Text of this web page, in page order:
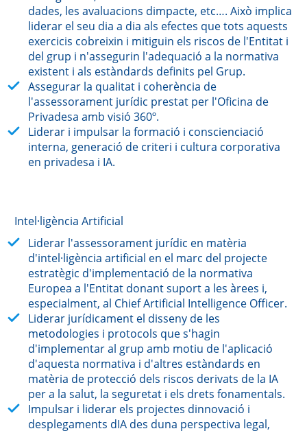
dades, les avaluacions dimpacte, etc…. Això implica
liderar el seu dia a dia als efectes que tots aquests
exercicis cobreixin i mitiguin els riscos de l'Entitat i
del grup i n'assegurin l'adequació a la normativa
existent i als estàndards definits pel Grup.
Assegurar la qualitat i coherència de
l'assessorament jurídic prestat per l'Oficina de
Privadesa amb visió 360º.
Liderar i impulsar la formació i conscienciació
interna, generació de criteri i cultura corporativa
en privadesa i IA.
Intel·ligència Artificial
Liderar l'assessorament jurídic en matèria
d'intel·ligència artificial en el marc del projecte
estratègic d'implementació de la normativa
Europea a l'Entitat donant suport a les àrees i,
especialment, al Chief Artificial Intelligence Officer.
Liderar jurídicament el disseny de les
metodologies i protocols que s'hagin
d'implementar al grup amb motiu de l'aplicació
d'aquesta normativa i d'altres estàndards en
matèria de protecció dels riscos derivats de la IA
per a la salut, la seguretat i els drets fonamentals.
Impulsar i liderar els projectes dinnovació i
desplegaments dIA des duna perspectiva legal,